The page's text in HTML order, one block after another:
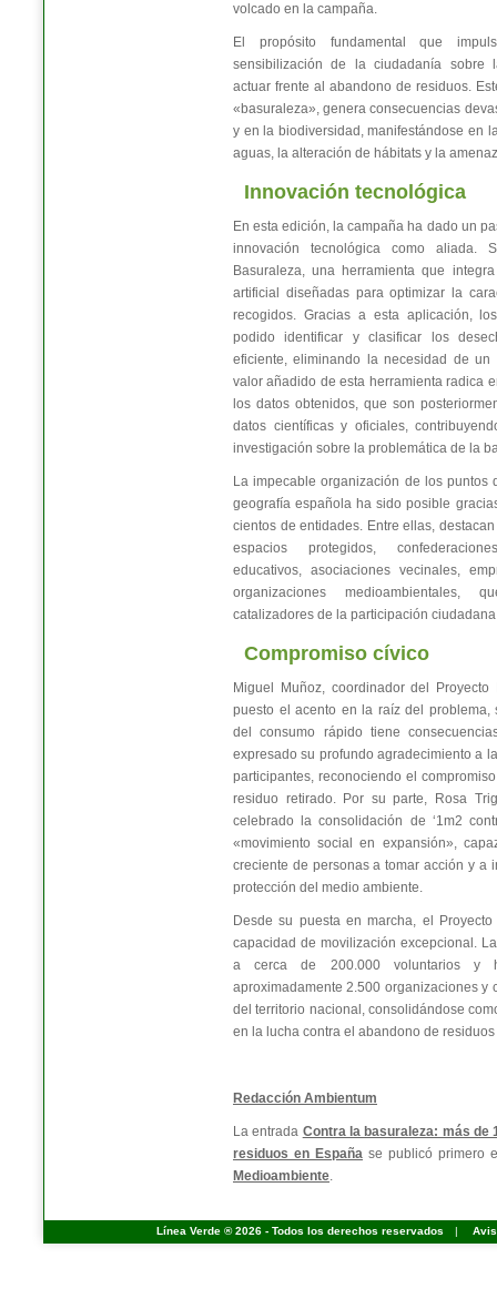
volcado en la campaña.
El propósito fundamental que
sensibilización de la ciudadanía sobre
actuar frente al abandono de residuos.
«basuraleza», genera consecuencias
y en la biodiversidad, manifestándose en
aguas, la alteración de hábitats y la
Innovación tecnológica
En esta edición, la campaña ha dado un
innovación tecnológica como aliada.
Basuraleza, una herramienta que
artificial diseñadas para optimizar la
recogidos. Gracias a esta aplicación,
podido identificar y clasificar los
eficiente, eliminando la necesidad de un
valor añadido de esta herramienta radica
los datos obtenidos, que son
datos científicas y oficiales,
investigación sobre la problemática de la
La impecable organización de los
geografía española ha sido posible
cientos de entidades. Entre ellas,
espacios protegidos,
educativos, asociaciones vecinales,
organizaciones
catalizadores de la participación
Compromiso cívico
Miguel Muñoz, coordinador del
puesto el acento en la raíz del problema,
del consumo rápido tiene
expresado su profundo agradecimiento a
participantes, reconociendo el
residuo retirado. Por su parte, Rosa
celebrado la consolidación de ‘1m2
«movimiento social en expansión»,
creciente de personas a tomar acción y a
protección del medio ambiente.
Desde su puesta en marcha, el
capacidad de movilización excepcional.
a cerca de 200.000 voluntarios y
aproximadamente 2.500 organizaciones y
del territorio nacional, consolidándose
en la lucha contra el abandono de
Redacción Ambientum
La entrada Contra la basuraleza: más de
residuos en España se publicó primero
Medioambiente.
Línea Verde ® 2026 - Todos los derechos reservados |